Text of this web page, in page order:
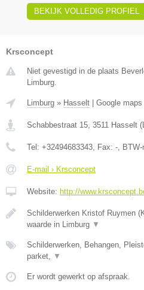
BEKIJK VOLLEDIG PROFIEL
Krsconcept
Niet gevestigd in de plaats
Limburg.
Limburg » Hasselt Google maps
Schabbestraat 15, 3511 Hasselt (
Tel: +32494683343, Fax: -, BTW-
E-mail › Krsconcept
Website: http://
Schilderwerken Kristof Ruymen
waarde in Limburg ▼
Schilderwerken, Behangen,
parket, ▼
Er wordt gewerkt op afspraak.